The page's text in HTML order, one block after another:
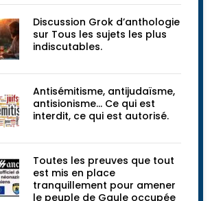
guerre en préparation.
Discussion Grok d’anthologie
indiscutables.
Antisémitisme, antijudaïsme,
interdit, ce qui est autorisé.
Toutes les preuves que tout